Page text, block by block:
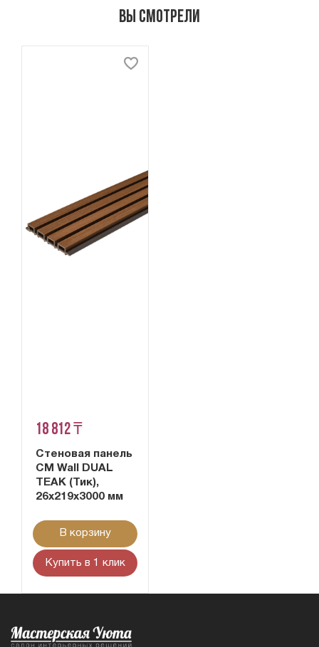
Вы смотрели
18 812 ₸
Стеновая панель
CM Wall DUAL
TEAK (Тик),
26x219x3000 мм
В корзину
Купить в 1 клик